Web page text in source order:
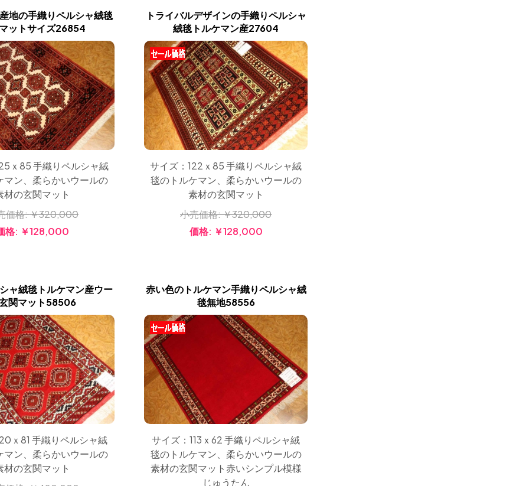
地の手織りペルシャ絨毯
ットサイズ26854
ｘ85 手織りペルシャ絨
マン、柔らかいウールの
材の玄関マット
価格:￥320,000
格: ￥128,000
トライバルデザインの手織りペルシャ
絨毯トルケマン産27604
サイズ：122ｘ85 手織りペルシャ絨
毯のトルケマン、柔らかいウールの
素材の玄関マット
小売価格:￥320,000
価格: ￥128,000
ャ絨毯トルケマン産ウー
関マット58506
ｘ81 手織りペルシャ絨
マン、柔らかいウールの
材の玄関マット
赤い色のトルケマン手織りペルシャ絨
毯無地58556
サイズ：113ｘ62 手織りペルシャ絨
毯のトルケマン、柔らかいウールの
素材の玄関マット赤いシンプル模様
じゅうたん